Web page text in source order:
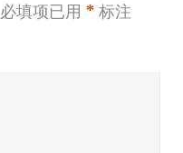
必填项已用 * 标注